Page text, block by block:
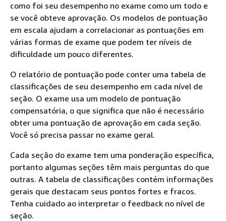
como foi seu desempenho no exame como um todo e
se você obteve aprovação. Os modelos de pontuação
em escala ajudam a correlacionar as pontuações em
várias formas de exame que podem ter níveis de
dificuldade um pouco diferentes.
O relatório de pontuação pode conter uma tabela de
classificações de seu desempenho em cada nível de
seção. O exame usa um modelo de pontuação
compensatória, o que significa que não é necessário
obter uma pontuação de aprovação em cada seção.
Você só precisa passar no exame geral.
Cada seção do exame tem uma ponderação específica,
portanto algumas seções têm mais perguntas do que
outras. A tabela de classificações contém informações
gerais que destacam seus pontos fortes e fracos.
Tenha cuidado ao interpretar o feedback no nível de
seção.